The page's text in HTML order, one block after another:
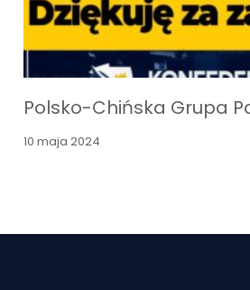
Polsko-Chińska Grupa
10 maja 2024